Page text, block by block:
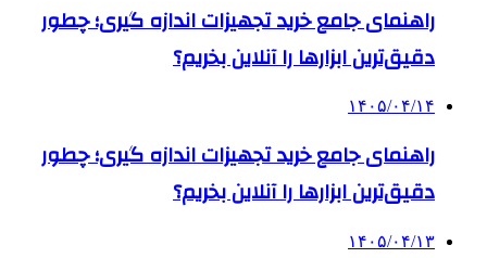
راهنمای جامع خرید تجهیزات اندازه گیری؛ چطور
دقیق‌ترین ابزارها را آنلاین بخریم؟
۱۴۰۵/۰۴/۱۴
راهنمای جامع خرید تجهیزات اندازه گیری؛ چطور
دقیق‌ترین ابزارها را آنلاین بخریم؟
۱۴۰۵/۰۴/۱۳